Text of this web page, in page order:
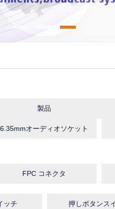
製品
6.35mmオーディオソケット
FPC コネクタ
ッチ 押しボタンス